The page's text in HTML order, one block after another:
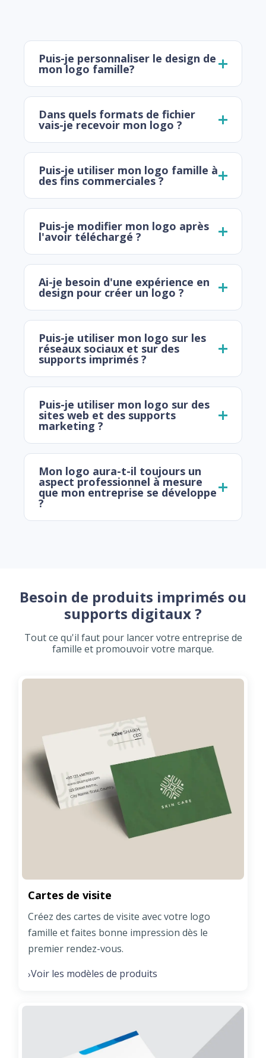
Puis-je personnaliser le design de
mon logo famille?
Dans quels formats de fichier
vais-je recevoir mon logo ?
Puis-je utiliser mon logo famille à
des fins commerciales ?
Puis-je modifier mon logo après
l'avoir téléchargé ?
Ai-je besoin d'une expérience en
design pour créer un logo ?
Puis-je utiliser mon logo sur les
réseaux sociaux et sur des
supports imprimés ?
Puis-je utiliser mon logo sur des
sites web et des supports
marketing ?
Mon logo aura-t-il toujours un
aspect professionnel à mesure
que mon entreprise se développe
?
Besoin de produits imprimés ou
supports digitaux ?
Tout ce qu'il faut pour lancer votre entreprise de
famille et promouvoir votre marque.
Cartes de visite
Créez des cartes de visite avec votre logo
famille et faites bonne impression dès le
premier rendez-vous.
›Voir les modèles de produits